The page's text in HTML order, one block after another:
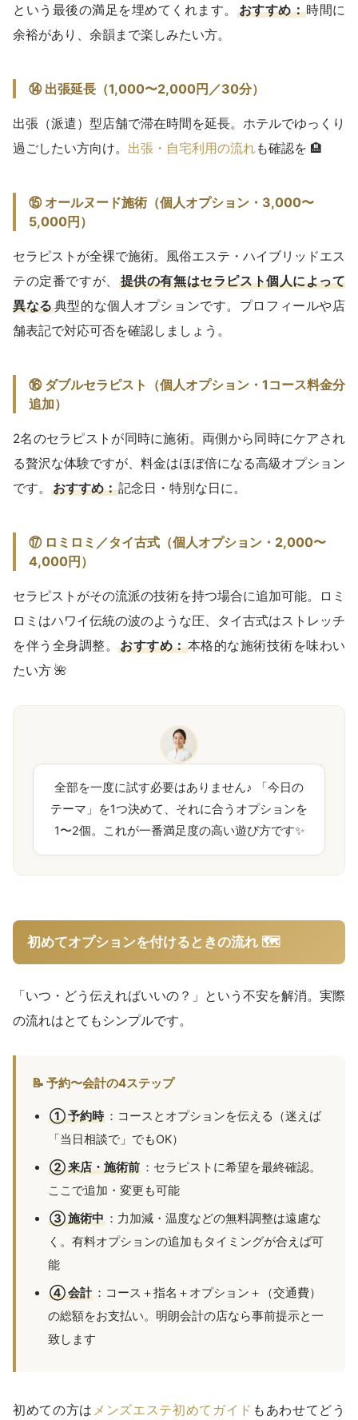
という最後の満足を埋めてくれます。
おすすめ：時間に
余裕があり、余韻まで楽しみたい方。
⑭ 出張延長（1,000〜2,000円／30分）
出張（派遣）型店舗で滞在時間を延長。ホテルでゆっくり
過ごしたい方向け。 出張・自宅利用の流れも確認を 🏨
⑮ オールヌード施術（個人オプション・3,000〜
5,000円）
セラピストが全裸で施術。風俗エステ・ハイブリッドエス
テの定番ですが、
提供の有無はセラピスト個人によって
異なる典型的な個人オプションです。プロフィールや店
舗表記で対応可否を確認しましょう。
⑯ ダブルセラピスト（個人オプション・1コース料金分
追加）
2名のセラピストが同時に施術。両側から同時にケアされ
る贅沢な体験ですが、料金はほぼ倍になる高級オプション
です。
おすすめ：記念日・特別な日に。
⑰ ロミロミ／タイ古式（個人オプション・2,000〜
4,000円）
セラピストがその流派の技術を持つ場合に追加可能。ロミ
ロミはハワイ伝統の波のような圧、タイ古式はストレッチ
を伴う全身調整。
おすすめ：本格的な施術技術を味わい
たい方 🌺
全部を一度に試す必要はありません♪ 「今日の
テーマ」を1つ決めて、それに合うオプションを
1〜2個。これが一番満足度の高い遊び方です✨
初めてオプションを付けるときの流れ 🗺️
「いつ・どう伝えればいいの？」という不安を解消。実際
の流れはとてもシンプルです。
📝 予約〜会計の4ステップ
① 予約時 ：コースとオプションを伝える（迷えば
「当日相談で」でもOK）
② 来店・施術前 ：セラピストに希望を最終確認。
ここで追加・変更も可能
③ 施術中 ：力加減・温度などの無料調整は遠慮な
く。有料オプションの追加もタイミングが合えば可
能
④ 会計 ：コース＋指名＋オプション＋（交通費）
の総額をお支払い。明朗会計の店なら事前提示と一
致します
初めての方は メンズエステ初めてガイド もあわせてどう